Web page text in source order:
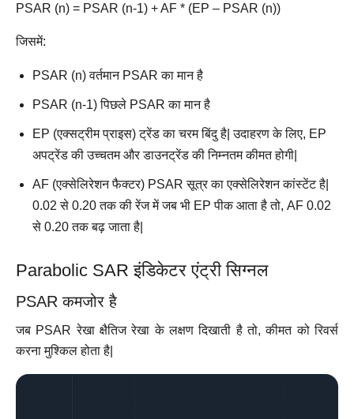
PSAR (n) = PSAR (n-1) + AF * (EP – PSAR (n))
जिसमें:
PSAR (n) वर्तमान PSAR का मान है
PSAR (n-1) पिछले PSAR का मान है
EP (एक्सट्रीम प्राइस) ट्रेंड का चरम बिंदु है| उदाहरण के लिए, EP
अपट्रेंड की उच्चतम और डाउनट्रेंड की निम्नतम कीमत होगी|
AF (एक्सेलिरेशन फैक्टर) PSAR सूत्र का एक्सेलिरेशन कांस्टेंट है|
0.02 से 0.20 तक की रेंज में जब भी EP पीक आता है तो, AF 0.02
से 0.20 तक बढ़ जाता है|
Parabolic SAR इंडिकेटर एंट्री सिग्नल
PSAR कमजोर है
जब PSAR रेखा क्षैतिज रेखा के लक्षण दिखाती है तो, कीमत को रिवर्स
करना मुश्किल होता है|